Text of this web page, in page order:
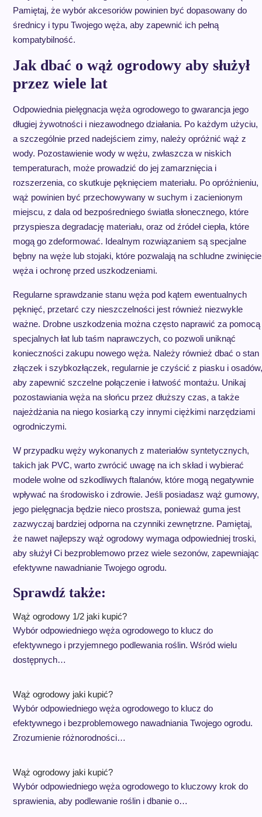
Pamiętaj, że wybór akcesoriów powinien być dopasowany do
średnicy i typu Twojego węża, aby zapewnić ich pełną
kompatybilność.
Jak dbać o wąż ogrodowy aby służył
przez wiele lat
Odpowiednia pielęgnacja węża ogrodowego to gwarancja jego
długiej żywotności i niezawodnego działania. Po każdym użyciu,
a szczególnie przed nadejściem zimy, należy opróżnić wąż z
wody. Pozostawienie wody w wężu, zwłaszcza w niskich
temperaturach, może prowadzić do jej zamarznięcia i
rozszerzenia, co skutkuje pęknięciem materiału. Po opróżnieniu,
wąż powinien być przechowywany w suchym i zacienionym
miejscu, z dala od bezpośredniego światła słonecznego, które
przyspiesza degradację materiału, oraz od źródeł ciepła, które
mogą go zdeformować. Idealnym rozwiązaniem są specjalne
bębny na węże lub stojaki, które pozwalają na schludne zwinięcie
węża i ochronę przed uszkodzeniami.
Regularne sprawdzanie stanu węża pod kątem ewentualnych
pęknięć, przetarć czy nieszczelności jest również niezwykle
ważne. Drobne uszkodzenia można często naprawić za pomocą
specjalnych łat lub taśm naprawczych, co pozwoli uniknąć
konieczności zakupu nowego węża. Należy również dbać o stan
złączek i szybkozłączek, regularnie je czyścić z piasku i osadów,
aby zapewnić szczelne połączenie i łatwość montażu. Unikaj
pozostawiania węża na słońcu przez dłuższy czas, a także
najeżdżania na niego kosiarką czy innymi ciężkimi narzędziami
ogrodniczymi.
W przypadku węży wykonanych z materiałów syntetycznych,
takich jak PVC, warto zwrócić uwagę na ich skład i wybierać
modele wolne od szkodliwych ftalanów, które mogą negatywnie
wpływać na środowisko i zdrowie. Jeśli posiadasz wąż gumowy,
jego pielęgnacja będzie nieco prostsza, ponieważ guma jest
zazwyczaj bardziej odporna na czynniki zewnętrzne. Pamiętaj,
że nawet najlepszy wąż ogrodowy wymaga odpowiedniej troski,
aby służył Ci bezproblemowo przez wiele sezonów, zapewniając
efektywne nawadnianie Twojego ogrodu.
Sprawdź także:
Wąż ogrodowy 1/2 jaki kupić?
Wybór odpowiedniego węża ogrodowego to klucz do
efektywnego i przyjemnego podlewania roślin. Wśród wielu
dostępnych…
Wąż ogrodowy jaki kupić?
Wybór odpowiedniego węża ogrodowego to klucz do
efektywnego i bezproblemowego nawadniania Twojego ogrodu.
Zrozumienie różnorodności…
Wąż ogrodowy jaki kupić?
Wybór odpowiedniego węża ogrodowego to kluczowy krok do
sprawienia, aby podlewanie roślin i dbanie o…